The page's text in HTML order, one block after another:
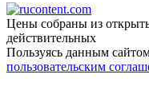
Цены собраны из
действительных
Пользуясь данным
пользовательским